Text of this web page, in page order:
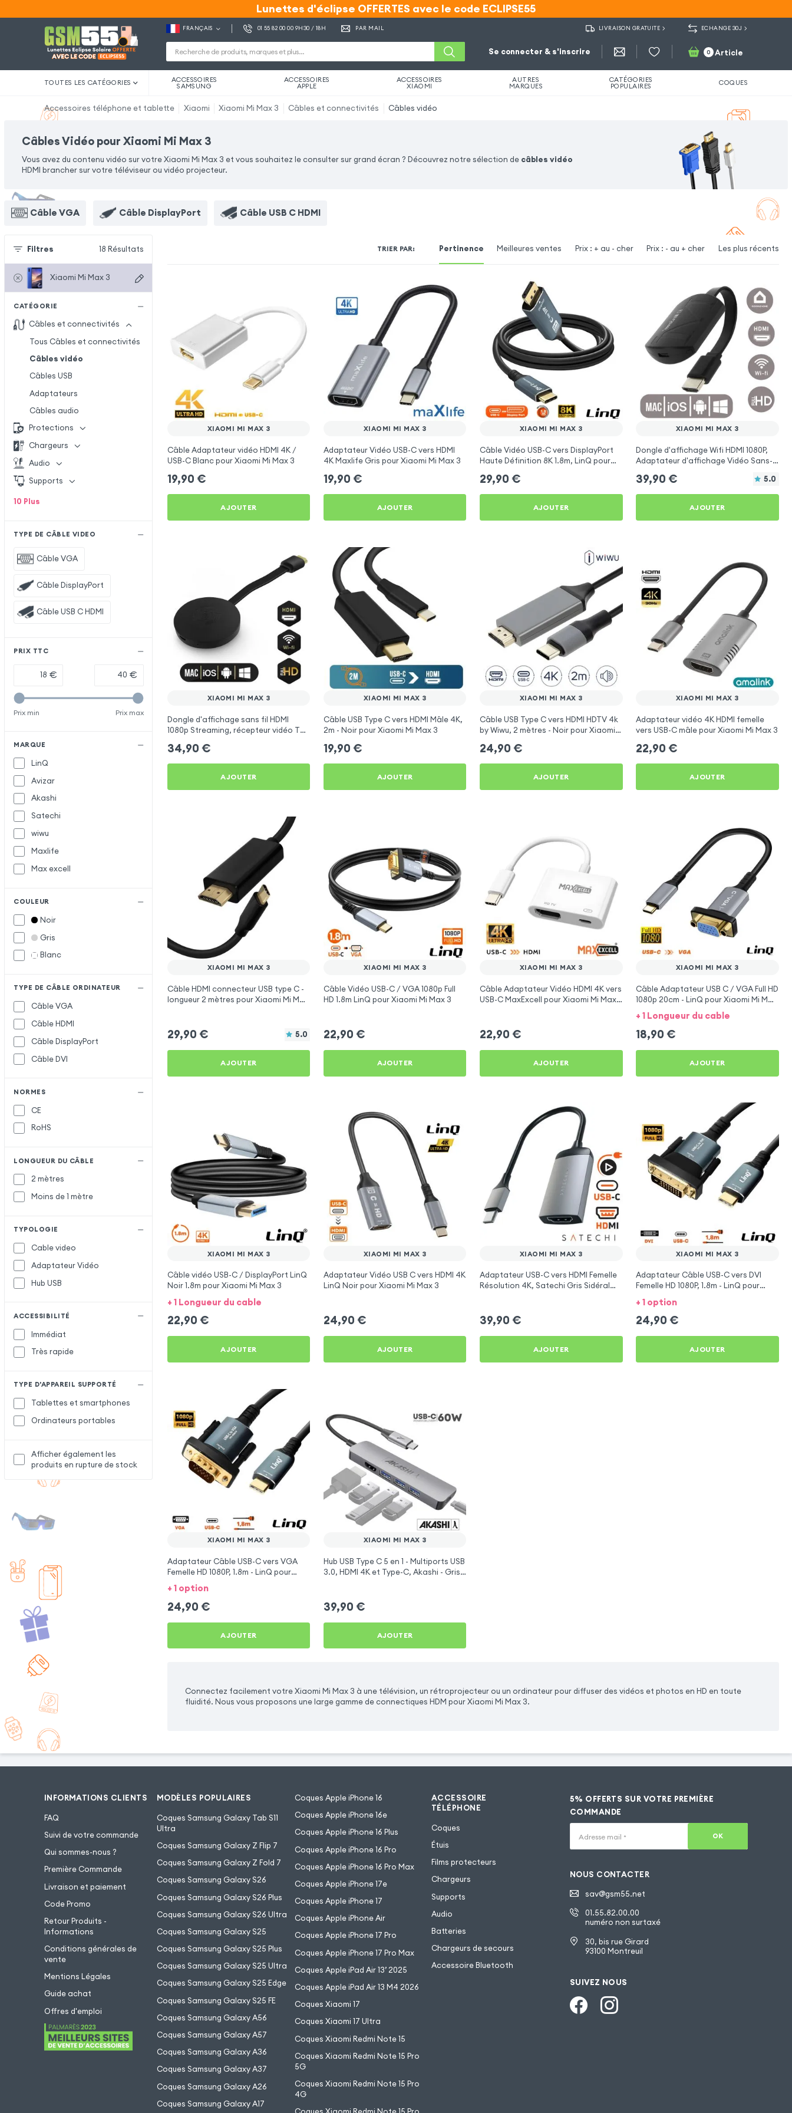
Lunettes d'éclipse OFFERTES avec le code ECLIPSE55
Lunettes d'éclipse OFFERTES avec le code ECLIPSE55
FRANÇAIS 01 55 82 00 00 9H30 / 18H PAR MAIL LIVRAISON GRATUITE ECHANGE 30J
Se connecter & s'inscrire 0 Article
TOUTES LES CATÉGORIES ACCESSOIRES
SAMSUNG
ACCESSOIRES
APPLE
ACCESSOIRES
XIAOMI
AUTRES
MARQUES
CATÉGORIES
POPULAIRES COQUES
Accessoires téléphone et tablette Xiaomi Xiaomi Mi Max 3 Câbles et connectivités Câbles vidéo
Câbles Vidéo pour Xiaomi Mi Max 3
Vous avez du contenu vidéo sur votre Xiaomi Mi Max 3 et vous souhaitez le consulter sur grand écran ? Découvrez notre sélection de câbles vidéo
HDMI brancher sur votre téléviseur ou vidéo projecteur.
Câble VGA Câble DisplayPort Câble USB C HDMI
Filtres 18 Résultats
Xiaomi Mi Max 3
CATÉGORIE
Câbles et connectivités
Tous Câbles et connectivités
Câbles vidéo
Câbles USB
Adaptateurs
Câbles audio
Protections
Chargeurs
Audio
Supports
10 Plus
TYPE DE CÂBLE VIDEO
Câble VGA
Câble DisplayPort
Câble USB C HDMI
PRIX TTC
€ €
Prix min Prix max
MARQUE
LinQ
Avizar
Akashi
Satechi
wiwu
Maxlife
Max excell
COULEUR
Noir
Gris
Blanc
TYPE DE CÂBLE ORDINATEUR
Câble VGA
Câble HDMI
Câble DisplayPort
Câble DVI
NORMES
CE
RoHS
LONGUEUR DU CÂBLE
2 mètres
Moins de 1 mètre
TYPOLOGIE
Cable video
Adaptateur Vidéo
Hub USB
ACCESSIBILITÉ
Immédiat
Très rapide
TYPE D'APPAREIL SUPPORTÉ
Tablettes et smartphones
Ordinateurs portables
Afficher également les
produits en rupture de stock
TRIER PAR: Pertinence Meilleures ventes Prix : + au - cher Prix : - au + cher Les plus récents
XIAOMI MI MAX 3
Câble Adaptateur vidéo HDMI 4K /
USB-C Blanc pour Xiaomi Mi Max 3
19,90 €
AJOUTER
XIAOMI MI MAX 3
Adaptateur Vidéo USB-C vers HDMI
4K Maxlife Gris pour Xiaomi Mi Max 3
19,90 €
AJOUTER
XIAOMI MI MAX 3
Câble Vidéo USB-C vers DisplayPort
Haute Définition 8K 1.8m, LinQ pour
29,90 €
AJOUTER
XIAOMI MI MAX 3
Dongle d'affichage Wifi HDMI 1080P,
Adaptateur d'affichage Vidéo Sans-
39,90 € 5.0
AJOUTER
XIAOMI MI MAX 3
Dongle d'affichage sans fil HDMI
1080p Streaming, récepteur vidéo TV
pour Xiaomi Mi Max 3
34,90 €
AJOUTER
XIAOMI MI MAX 3
Câble USB Type C vers HDMI Mâle 4K,
2m - Noir pour Xiaomi Mi Max 3
19,90 €
AJOUTER
XIAOMI MI MAX 3
Câble USB Type C vers HDMI HDTV 4k
by Wiwu, 2 mètres - Noir pour Xiaomi
24,90 €
AJOUTER
XIAOMI MI MAX 3
Adaptateur vidéo 4K HDMI femelle
vers USB-C mâle pour Xiaomi Mi Max 3
22,90 €
AJOUTER
XIAOMI MI MAX 3
Câble HDMI connecteur USB type C -
longueur 2 mètres pour Xiaomi Mi Max
29,90 € 5.0
AJOUTER
XIAOMI MI MAX 3
Câble Vidéo USB-C / VGA 1080p Full
HD 1.8m LinQ pour Xiaomi Mi Max 3
22,90 €
AJOUTER
XIAOMI MI MAX 3
Câble Adaptateur Vidéo HDMI 4K vers
USB-C MaxExcell pour Xiaomi Mi Max
22,90 €
AJOUTER
XIAOMI MI MAX 3
Câble Adaptateur USB C / VGA Full HD
1080p 20cm - LinQ pour Xiaomi Mi Max
+ 1 Longueur du cable
18,90 €
AJOUTER
XIAOMI MI MAX 3
Câble vidéo USB-C / DisplayPort LinQ
Noir 1.8m pour Xiaomi Mi Max 3
+ 1 Longueur du cable
22,90 €
AJOUTER
XIAOMI MI MAX 3
Adaptateur Vidéo USB C vers HDMI 4K
LinQ Noir pour Xiaomi Mi Max 3
24,90 €
AJOUTER
XIAOMI MI MAX 3
Adaptateur USB-C vers HDMI Femelle
Résolution 4K, Satechi Gris Sidéral
39,90 €
AJOUTER
XIAOMI MI MAX 3
Adaptateur Câble USB-C vers DVI
Femelle HD 1080P, 1.8m - LinQ pour
Xiaomi Mi Max 3
+ 1 option
24,90 €
AJOUTER
XIAOMI MI MAX 3
Adaptateur Câble USB-C vers VGA
Femelle HD 1080P, 1.8m - LinQ pour
Xiaomi Mi Max 3
+ 1 option
24,90 €
AJOUTER
XIAOMI MI MAX 3
Hub USB Type C 5 en 1 - Multiports USB
3.0, HDMI 4K et Type-C, Akashi - Gris
39,90 €
AJOUTER
Connectez facilement votre Xiaomi Mi Max 3 à une télévision, un rétroprojecteur ou un ordinateur pour diffuser des vidéos et photos en HD en toute
fluidité. Nous vous proposons une large gamme de connectiques HDM pour Xiaomi Mi Max 3.
INFORMATIONS CLIENTS
FAQ
Suivi de votre commande
Qui sommes-nous ?
Première Commande
Livraison et paiement
Code Promo
Retour Produits -
Informations
Conditions générales de
vente
Mentions Légales
Guide achat
Offres d'emploi
MODÈLES POPULAIRES
Coques Samsung Galaxy Tab S11
Ultra
Coques Samsung Galaxy Z Flip 7
Coques Samsung Galaxy Z Fold 7
Coques Samsung Galaxy S26
Coques Samsung Galaxy S26 Plus
Coques Samsung Galaxy S26 Ultra
Coques Samsung Galaxy S25
Coques Samsung Galaxy S25 Plus
Coques Samsung Galaxy S25 Ultra
Coques Samsung Galaxy S25 Edge
Coques Samsung Galaxy S25 FE
Coques Samsung Galaxy A56
Coques Samsung Galaxy A57
Coques Samsung Galaxy A36
Coques Samsung Galaxy A37
Coques Samsung Galaxy A26
Coques Samsung Galaxy A17
Coques Apple iPhone 16
Coques Apple iPhone 16e
Coques Apple iPhone 16 Plus
Coques Apple iPhone 16 Pro
Coques Apple iPhone 16 Pro Max
Coques Apple iPhone 17e
Coques Apple iPhone 17
Coques Apple iPhone Air
Coques Apple iPhone 17 Pro
Coques Apple iPhone 17 Pro Max
Coques Apple iPad Air 13’ 2025
Coques Apple iPad Air 13 M4 2026
Coques Xiaomi 17
Coques Xiaomi 17 Ultra
Coques Xiaomi Redmi Note 15
Coques Xiaomi Redmi Note 15 Pro
5G
Coques Xiaomi Redmi Note 15 Pro
4G
ACCESSOIRE
TÉLÉPHONE
Coques
Étuis
Films protecteurs
Chargeurs
Supports
Audio
Batteries
Chargeurs de secours
Accessoire Bluetooth
5% OFFERTS SUR VOTRE PREMIÈRE
COMMANDE
Adresse mail * OK
NOUS CONTACTER
sav@gsm55.net
01.55.82.00.00
numéro non surtaxé
30, bis rue Girard
93100 Montreuil
SUIVEZ NOUS